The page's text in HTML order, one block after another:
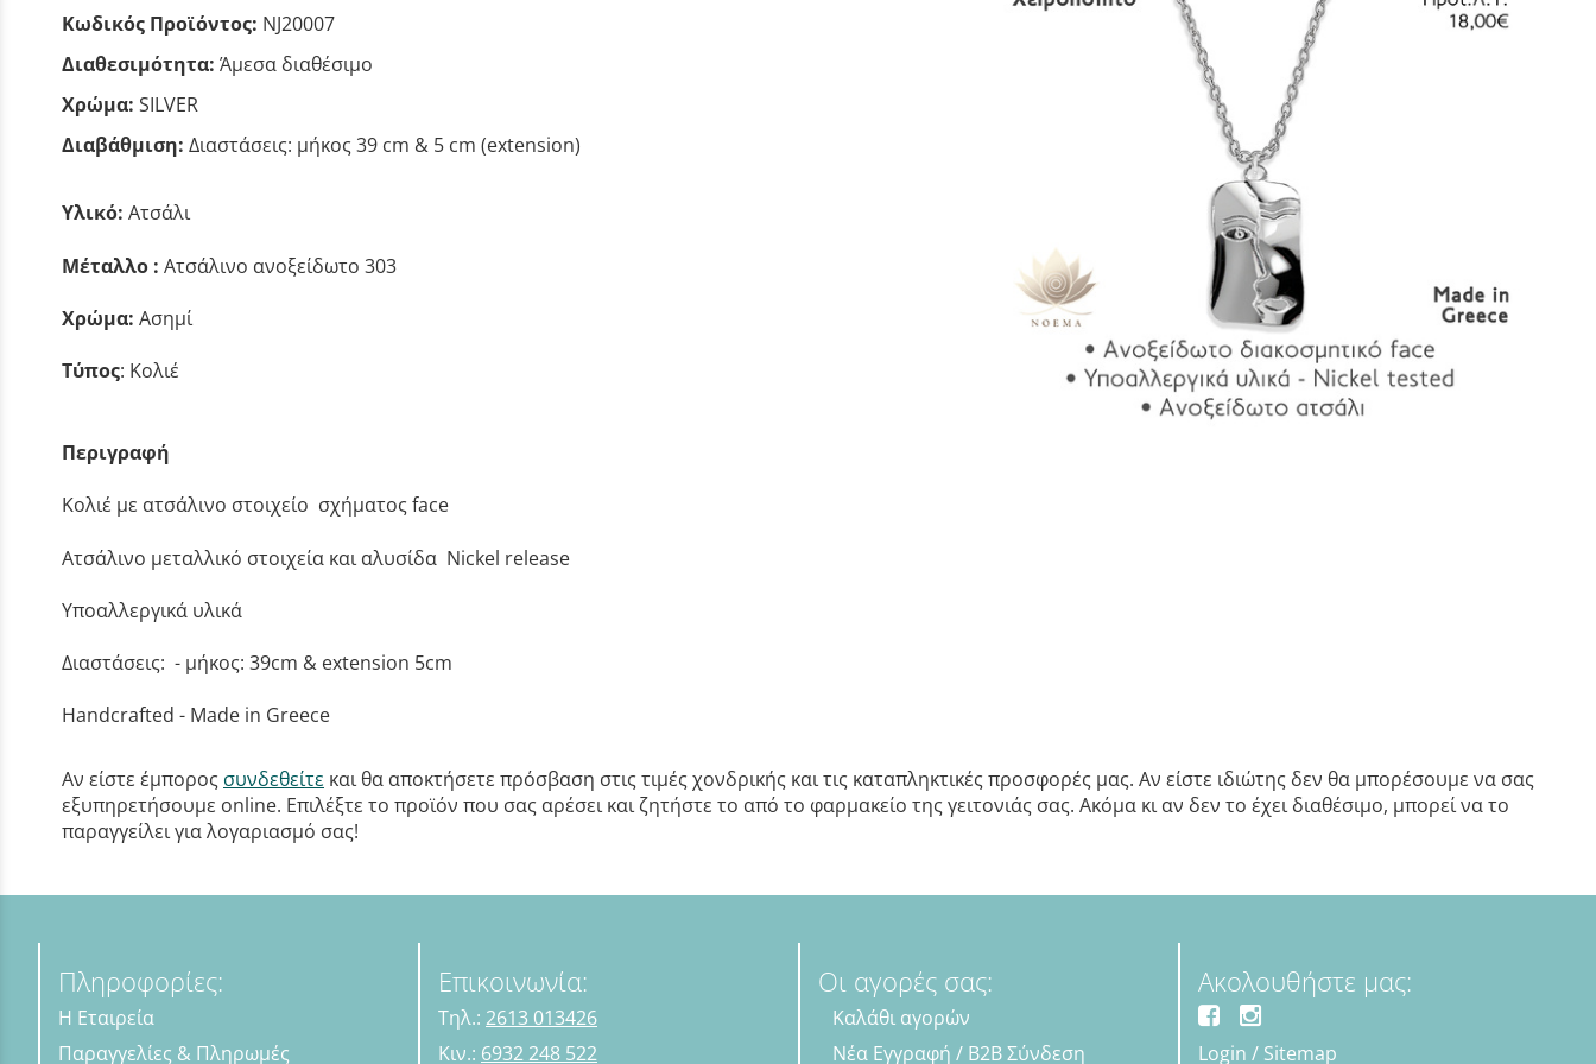
Κωδικός Προϊόντος: NJ20007
Διαθεσιμότητα: Άμεσα διαθέσιμο
Χρώμα: SILVER
Διαβάθμιση: Διαστάσεις: μήκος 39 cm & 5 cm (extension)
Υλικό: Ατσάλι
Μέταλλο : Ατσάλινο ανοξείδωτο 303
Χρώμα: Ασημί
Τύπος: Κολιέ
Περιγραφή
Κολιέ με ατσάλινο στοιχείο σχήματος face
Ατσάλινο μεταλλικό στοιχεία και αλυσίδα Nickel release
Υποαλλεργικά υλικά
Διαστάσεις: - μήκος: 39cm & extension 5cm
Handcrafted - Made in Greece
Αν είστε έμπορος συνδεθείτε και θα αποκτήσετε πρόσβαση στις τιμές χονδρικής και τις καταπληκτικές προσφορές μας. Αν είστε ιδιώτης δεν θα μπορέσουμε να σας
εξυπηρετήσουμε online. Επιλέξτε το προϊόν που σας αρέσει και ζητήστε το από το φαρμακείο της γειτονιάς σας. Ακόμα κι αν δεν το έχει διαθέσιμο, μπορεί να το
παραγγείλει για λογαριασμό σας!
Πληροφορίες:
Η Εταιρεία
Παραγγελίες & Πληρωμές
Επικοινωνία:
Τηλ.: 2613 013426
Κιν.: 6932 248 522
Οι αγορές σας:
Καλάθι αγορών
Νέα Εγγραφή / B2B Σύνδεση
Ακολουθήστε μας:
Login / Sitemap